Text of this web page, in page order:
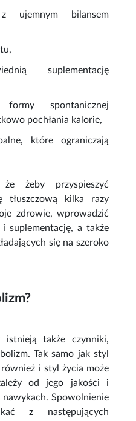
ujemnym bilansem
suplementację
spontanicznej
pochłania kalorie,
które ograniczają
żeby przyspieszyć
tłuszczową kilka razy
zdrowie, wprowadzić
suplementację, a także
się na szeroko
także czynniki,
Tak samo jak styl
i styl życia może
od jego jakości i
Spowolnienie
z następujących